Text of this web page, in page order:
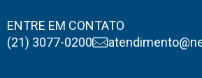
ENTRE EM CONTATO
(21) 3077-0200